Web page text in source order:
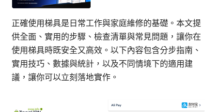
正確使用梯具是日常工作與家庭維修的基礎。本文提
供全面、實用的步驟、檢查清單與常見問題，讓你在
使用梯具時既安全又高效。以下內容包含分步指南、
實用技巧、數據與統計，以及不同情境下的適用建
議，讓你可以立刻落地實作。